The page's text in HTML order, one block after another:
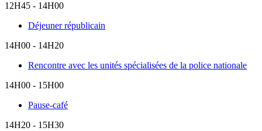
12H45 - 14H00
Déjeuner républicain
14H00 - 14H20
Rencontre avec les unités spécialisées de la police nationale
14H00 - 15H00
Pause-café
14H20 - 15H30